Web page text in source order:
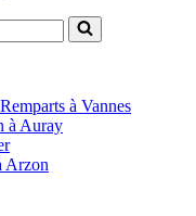
à Vannes
à Auray
Arzon